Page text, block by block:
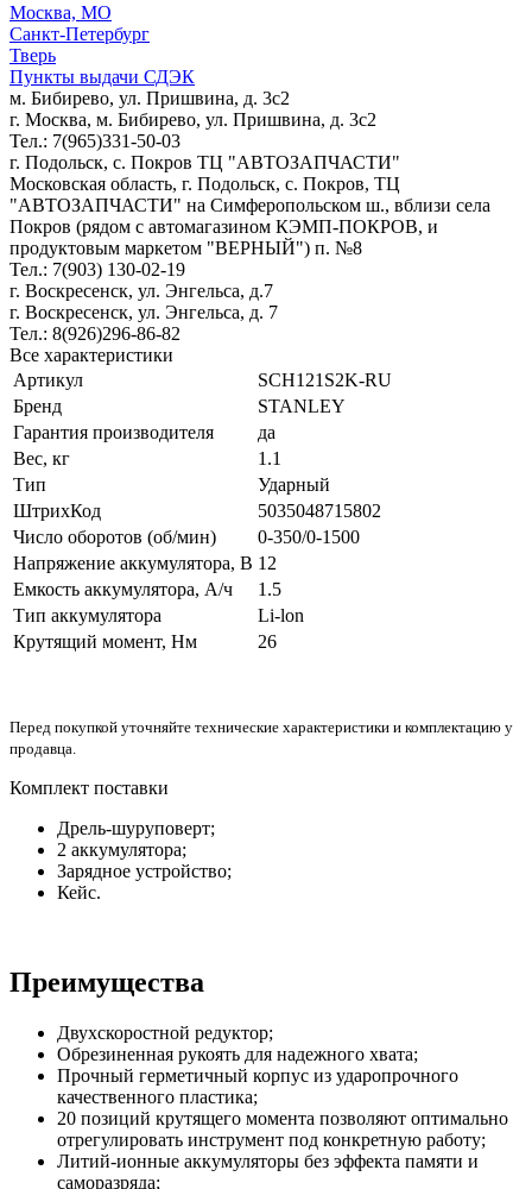
Москва, МО
Санкт-Петербург
Тверь
Пункты выдачи СДЭК
м. Бибирево, ул. Пришвина, д. 3с2
г. Москва, м. Бибирево, ул. Пришвина, д. 3с2
Тел.: 7(965)331-50-03
г. Подольск, c. Покров ТЦ "АВТОЗАПЧАСТИ"
Московская область, г. Подольск, c. Покров, ТЦ
"АВТОЗАПЧАСТИ" на Симферопольском ш., вблизи села
Покров (рядом с автомагазином КЭМП-ПОКРОВ, и
продуктовым маркетом "ВЕРНЫЙ") п. №8
Тел.: 7(903) 130-02-19
г. Воскресенск, ул. Энгельса, д.7
г. Воскресенск, ул. Энгельса, д. 7
Тел.: 8(926)296-86-82
Все характеристики
Артикул
SCH121S2K-RU
Бренд
STANLEY
Гарантия производителя
да
Вес, кг
1.1
Тип
Ударный
ШтрихКод
5035048715802
Число оборотов (об/мин)
0-350/0-1500
Напряжение аккумулятора, В 12
Емкость аккумулятора, А/ч
1.5
Тип аккумулятора
Li-lon
Крутящий момент, Нм
26
Перед покупкой уточняйте технические характеристики и комплектацию у
продавца.
Комплект поставки
Дрель-шуруповерт;
2 аккумулятора;
Зарядное устройство;
Кейс.
Преимущества
Двухскоростной редуктор;
Обрезиненная рукоять для надежного хвата;
Прочный герметичный корпус из ударопрочного
качественного пластика;
20 позиций крутящего момента позволяют оптимально
отрегулировать инструмент под конкретную работу;
Литий-ионные аккумуляторы без эффекта памяти и
саморазряда;